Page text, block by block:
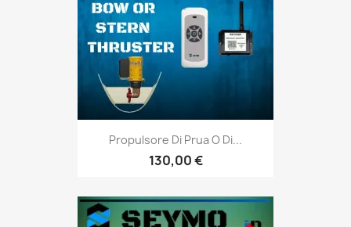
Propulsore Di Prua O Di...
130,00 €